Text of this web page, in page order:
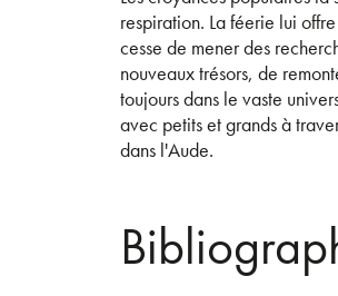
respiration. La féerie lui
cesse de mener des
nouveaux trésors, de
toujours dans le vaste
avec petits et grands à
dans l'Aude.